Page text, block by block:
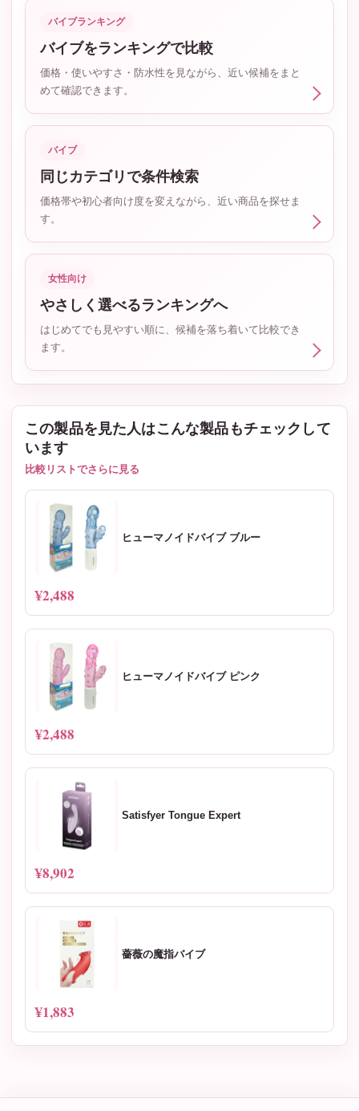
バイブランキング
バイブをランキングで比較
価格・使いやすさ・防水性を見ながら、近い候補をまと
めて確認できます。
バイブ
同じカテゴリで条件検索
価格帯や初心者向け度を変えながら、近い商品を探せま
す。
女性向け
やさしく選べるランキングへ
はじめてでも見やすい順に、候補を落ち着いて比較でき
ます。
この製品を見た人はこんな製品もチェックして
います
比較リストでさらに見る
ヒューマノイドバイブ ブルー
¥2,488
ヒューマノイドバイブ ピンク
¥2,488
Satisfyer Tongue Expert
¥8,902
薔薇の魔指バイブ
¥1,883